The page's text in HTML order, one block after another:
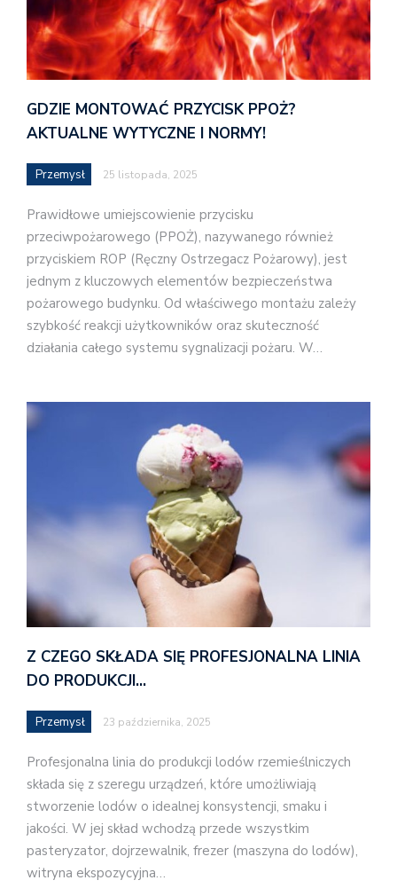
GDZIE MONTOWAĆ PRZYCISK PPOŻ?
AKTUALNE WYTYCZNE I NORMY!
Przemysł 25 listopada, 2025
Prawidłowe umiejscowienie przycisku
przeciwpożarowego (PPOŻ), nazywanego również
przyciskiem ROP (Ręczny Ostrzegacz Pożarowy), jest
jednym z kluczowych elementów bezpieczeństwa
pożarowego budynku. Od właściwego montażu zależy
szybkość reakcji użytkowników oraz skuteczność
działania całego systemu sygnalizacji pożaru. W…
Z CZEGO SKŁADA SIĘ PROFESJONALNA LINIA
DO PRODUKCJI…
Przemysł 23 października, 2025
Profesjonalna linia do produkcji lodów rzemieślniczych
składa się z szeregu urządzeń, które umożliwiają
stworzenie lodów o idealnej konsystencji, smaku i
jakości. W jej skład wchodzą przede wszystkim
pasteryzator, dojrzewalnik, frezer (maszyna do lodów),
witryna ekspozycyjna…